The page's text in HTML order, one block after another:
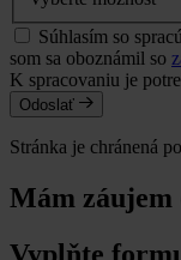
Súhlasím so
som sa oboznámil so
K spracovaniu je
Odoslať
Stránka je chránená
Mám záujem